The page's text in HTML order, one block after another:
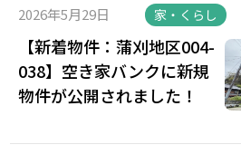
2026年5月29日 家・くらし
【新着物件：蒲刈地区004-
038】空き家バンクに新規
物件が公開されました！